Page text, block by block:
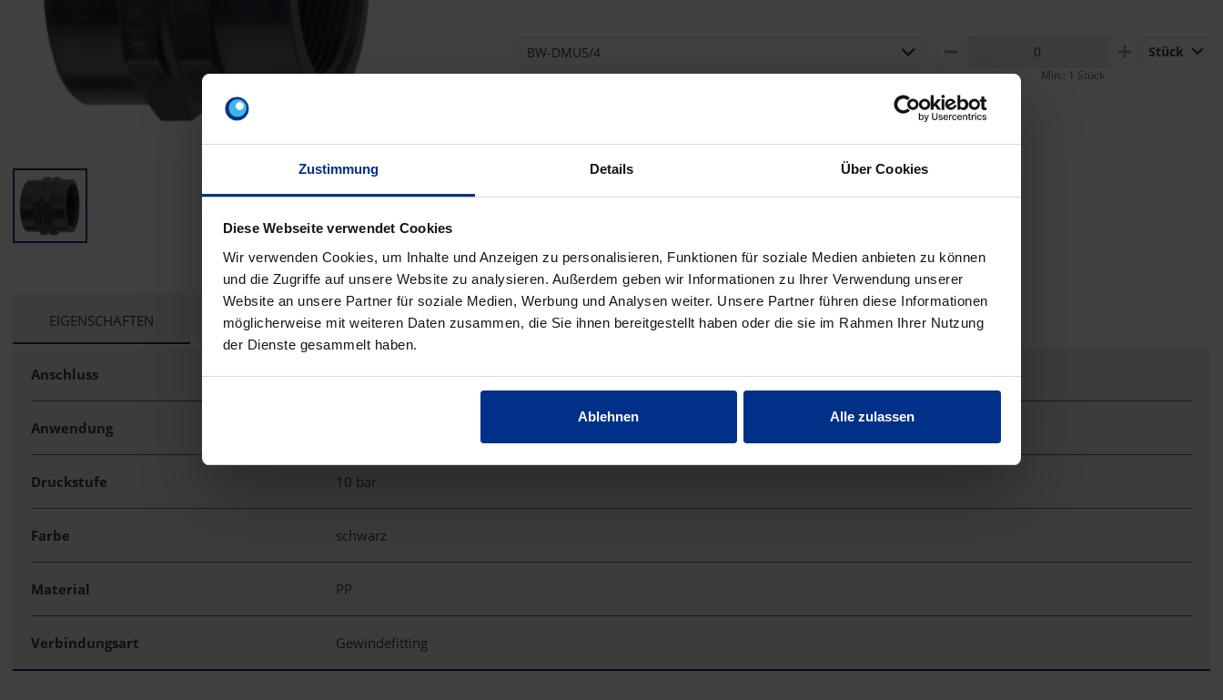
Zustimmung Details Über Cookies
Diese Webseite verwendet Cookies
Wir verwenden Cookies, um Inhalte und Anzeigen zu personalisieren, Funktionen für soziale Medien anbieten zu können
und die Zugriffe auf unsere Website zu analysieren. Außerdem geben wir Informationen zu Ihrer Verwendung unserer
Website an unsere Partner für soziale Medien, Werbung und Analysen weiter. Unsere Partner führen diese Informationen
möglicherweise mit weiteren Daten zusammen, die Sie ihnen bereitgestellt haben oder die sie im Rahmen Ihrer Nutzung
der Dienste gesammelt haben.
Ablehnen Alle zulassen
BW-DMU5/4 MINUS PLUSStück
Min.: 1 Stück
CURRENT
EIGENSCHAFTEN TECHNISCHE UNTERLAGEN
Anschluss 5/4" IG
Anwendung
Druckstufe 10 bar
Farbe schwarz
Material PP
Verbindungsart Gewindefitting